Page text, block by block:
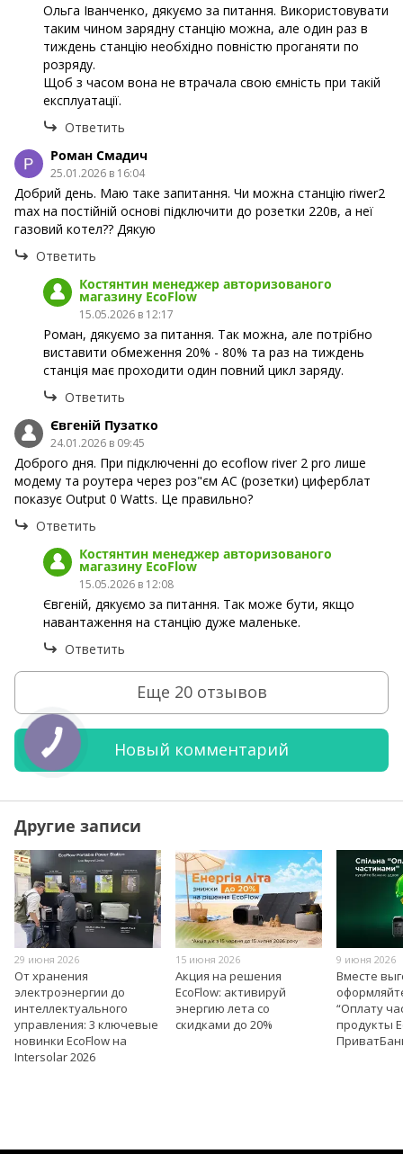
Ольга Іванченко, дякуємо за питання. Використовувати
таким чином зарядну станцію можна, але один раз в
тиждень станцію необхідно повністю проганяти по
розряду.
Щоб з часом вона не втрачала свою ємність при такій
експлуатації.
Ответить
Роман Смадич
25.01.2026 в 16:04
Добрий день. Маю таке запитання. Чи можна станцію riwer2
max на постійній основі підключити до розетки 220в, а неї
газовий котел?? Дякую
Ответить
Костянтин менеджер авторизованого
магазину EcoFlow
15.05.2026 в 12:17
Роман, дякуємо за питання. Так можна, але потрібно
виставити обмеження 20% - 80% та раз на тиждень
станція має проходити один повний цикл заряду.
Ответить
Євгеній Пузатко
24.01.2026 в 09:45
Доброго дня. При підключенні до ecoflow river 2 pro лише
модему та роутера через роз"єм АС (розетки) циферблат
показує Output 0 Watts. Це правильно?
Ответить
Костянтин менеджер авторизованого
магазину EcoFlow
15.05.2026 в 12:08
Євгеній, дякуємо за питання. Так може бути, якщо
навантаження на станцію дуже маленьке.
Ответить
Еще 20 отзывов
Новый комментарий
Другие записи
29 июня 2026
От хранения
электроэнергии до
интеллектуального
управления: 3 ключевые
новинки EcoFlow на
Intersolar 2026
15 июня 2026
Акция на решения
EcoFlow: активируй
энергию лета со
скидками до 20%
9 июня 2026
Вместе
“Оплату
продукты